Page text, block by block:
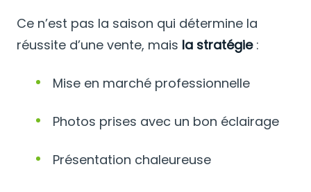
Ce n’est pas la saison qui détermine la
réussite d’une vente, mais la stratégie:
Mise en marché professionnelle
Photos prises avec un bon éclairage
Présentation chaleureuse